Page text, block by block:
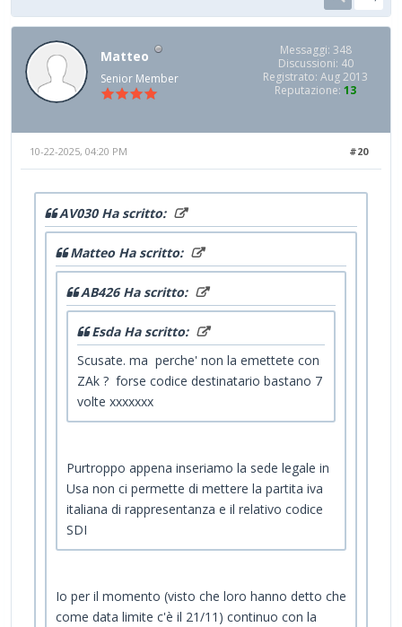
Matteo
Senior Member
Messaggi: 348
Discussioni: 40
Registrato: Aug 2013
Reputazione: 13
#20
10-22-2025, 04:20 PM
AV030 Ha scritto:
Matteo Ha scritto:
AB426 Ha scritto:
Esda Ha scritto:
Scusate. ma perche' non la emettete con
ZAk ? forse codice destinatario bastano 7
volte xxxxxxx
Purtroppo appena inseriamo la sede legale in
Usa non ci permette di mettere la partita iva
italiana di rappresentanza e il relativo codice
SDI
Io per il momento (visto che loro hanno detto che
come data limite c'è il 21/11) continuo con la